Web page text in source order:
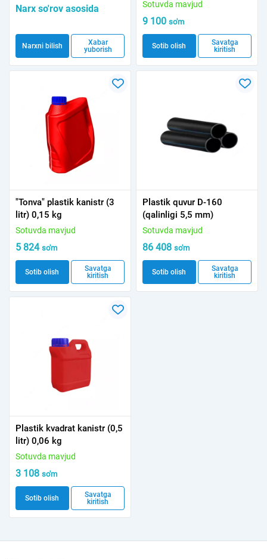
Narx so'rov asosida
Narxni bilish
Xabar
yuborish
Sotuvda mavjud
9 100 so'm
Sotib olish
Savatga
kiritish
"Tonva" plastik kanistr (3
litr) 0,15 kg
Sotuvda mavjud
5 824 so'm
Sotib olish
Savatga
kiritish
Plastik quvur D-160
(qalinligi 5,5 mm)
Sotuvda mavjud
86 408 so'm
Sotib olish
Savatga
kiritish
Plastik kvadrat kanistr (0,5
litr) 0,06 kg
Sotuvda mavjud
3 108 so'm
Sotib olish
Savatga
kiritish